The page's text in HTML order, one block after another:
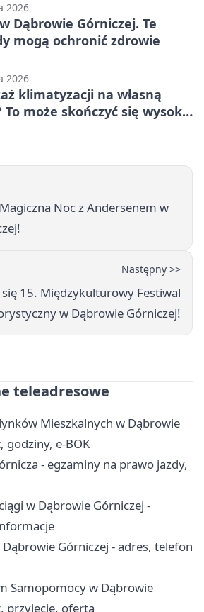
2026
Dąbrowie Górniczej. Te
mogą ochronić zdrowie
2026
klimatyzacji na własną
To może skończyć się wysoką
Noc z Andersenem w
Następny >>
15. Międzykulturowy Festiwal
w Dąbrowie Górniczej!
teleadresowe
Mieszkalnych w Dąbrowie
godziny, e-BOK
- egzaminy na prawo jazdy,
w Dąbrowie Górniczej -
Górniczej - adres, telefon
Samopomocy w Dąbrowie
przyjęcie, oferta